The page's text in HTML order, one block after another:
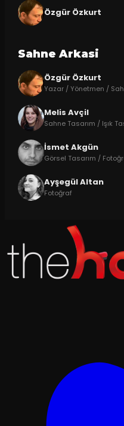
Özgür Özkurt
Sahne Arkasi
Özgür Özkurt
Yazar / Yönetmen /
Melis Avçil
Sahne Tasarım / Işık
İsmet Akgün
Görsel Tasarım /
Ayşegül Altan
Fotoğraf